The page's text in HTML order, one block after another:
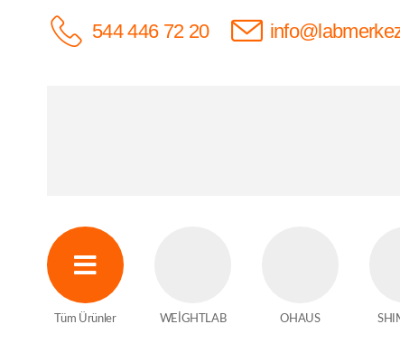
544 446 72 20
Tüm Ürünler WEİGHTLAB OHAUS